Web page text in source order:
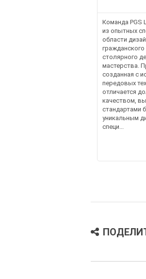
Команда PGS
из опытных
области
гражданского
столярного
мастерства.
созданная с
передовых
отличается
качеством,
стандартами
уникальным
специ...